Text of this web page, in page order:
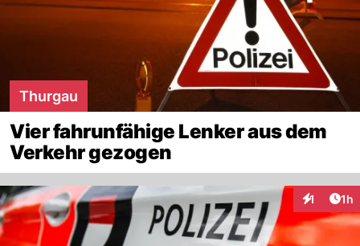
Thurgau
Vier fahrunfähige Lenker aus dem
Verkehr gezogen
1 1h